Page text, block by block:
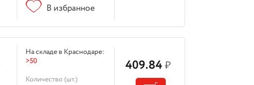
В избранное
На складе в Краснодаре:
>50
Количество (шт.)
409.84₽